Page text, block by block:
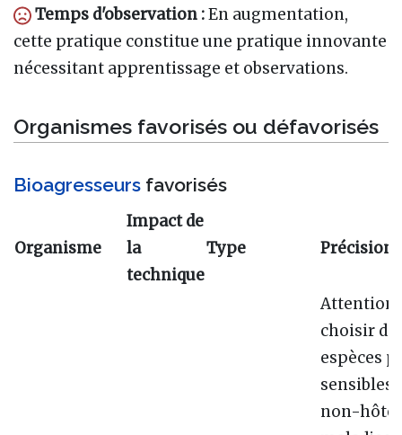
Temps d'observation :En augmentation,
cette pratique constitue une pratique innovante
nécessitant apprentissage et observations.
Organismes favorisés ou défavorisés
Bioagresseurs favorisés
Organisme
Impact de
la
technique
Type Précisions
Attention
choisir
espèces
sensibles
non-